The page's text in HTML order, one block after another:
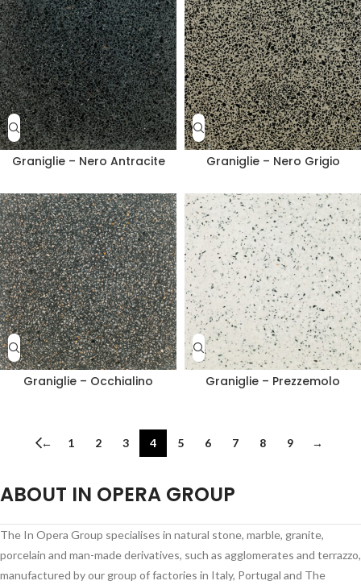
Graniglie – Nero Antracite Graniglie – Nero Grigio
Graniglie – Occhialino Graniglie – Prezzemolo
← 1 2 3 4 5 6 7 8 9 →
ABOUT IN OPERA GROUP
The In Opera Group specialises in natural stone, marble, granite,
porcelain and man-made derivatives, such as agglomerates and terrazzo,
manufactured by our group of factories in Italy, Portugal and The